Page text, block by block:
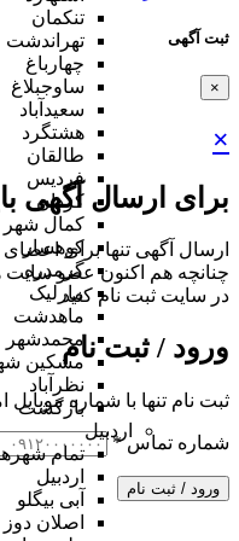
ثبت آگهی
×
×
برای ارسال آگهی
ارسال آگهی تنها برای
چنانچه هم‌ اکنون عضو سایت
در سایت ثبت نام کنید
ورود / ثبت نام
ثبت نام تنها با شماره
شماره تماس*
ورود / ثبت نام
تنکمان
تهراندشت
چهارباغ
ساوجبلاغ
سعیدآباد
هشتگرد
طالقان
فردیس
کردان
کمال شهر
کوهسار
گرمدره
مارلیک
ماهدشت
محمدشهر
مشکین
نظرآباد
بازگشت
اردبیل
تمام
اردبیل
آبی بیگلو
اصلان دوز